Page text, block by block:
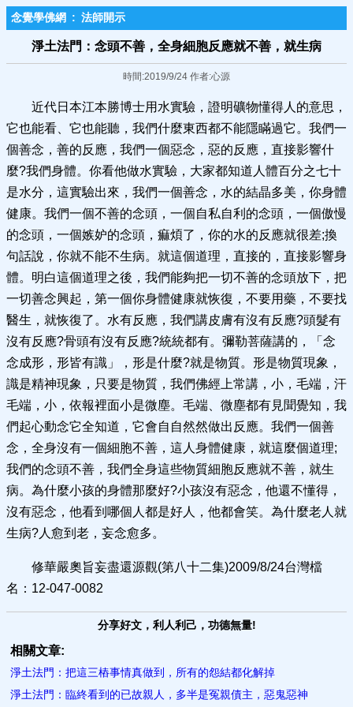
念覺學佛網 : 法師開示
淨土法門：念頭不善，全身細胞反應就不善，就生病
時間:2019/9/24 作者:心源
近代日本江本勝博士用水實驗，證明礦物懂得人的意思，
它也能看、它也能聽，我們什麼東西都不能隱瞞過它。我們一
個善念，善的反應，我們一個惡念，惡的反應，直接影響什
麼?我們身體。你看他做水實驗，大家都知道人體百分之七十
是水分，這實驗出來，我們一個善念，水的結晶多美，你身體
健康。我們一個不善的念頭，一個自私自利的念頭，一個傲慢
的念頭，一個嫉妒的念頭，痲煩了，你的水的反應就很差;換
句話說，你就不能不生病。就這個道理，直接的，直接影響身
體。明白這個道理之後，我們能夠把一切不善的念頭放下，把
一切善念興起，第一個你身體健康就恢復，不要用藥，不要找
醫生，就恢復了。水有反應，我們講皮膚有沒有反應?頭髮有
沒有反應?骨頭有沒有反應?統統都有。彌勒菩薩講的，「念
念成形，形皆有識」，形是什麼?就是物質。形是物質現象，
識是精神現象，只要是物質，我們佛經上常講，小，毛端，汗
毛端，小，依報裡面小是微塵。毛端、微塵都有見聞覺知，我
們起心動念它全知道，它會自自然然做出反應。我們一個善
念，全身沒有一個細胞不善，這人身體健康，就這麼個道理;
我們的念頭不善，我們全身這些物質細胞反應就不善，就生
病。為什麼小孩的身體那麼好?小孩沒有惡念，他還不懂得，
沒有惡念，他看到哪個人都是好人，他都會笑。為什麼老人就
生病?人愈到老，妄念愈多。
修華嚴奧旨妄盡還源觀(第八十二集)2009/8/24台灣檔
名：12-047-0082
分享好文，利人利己，功德無量!
相關文章:
淨土法門：把這三樁事情真做到，所有的怨結都化解掉
淨土法門：臨終看到的已故親人，多半是冤親債主，惡鬼惡神